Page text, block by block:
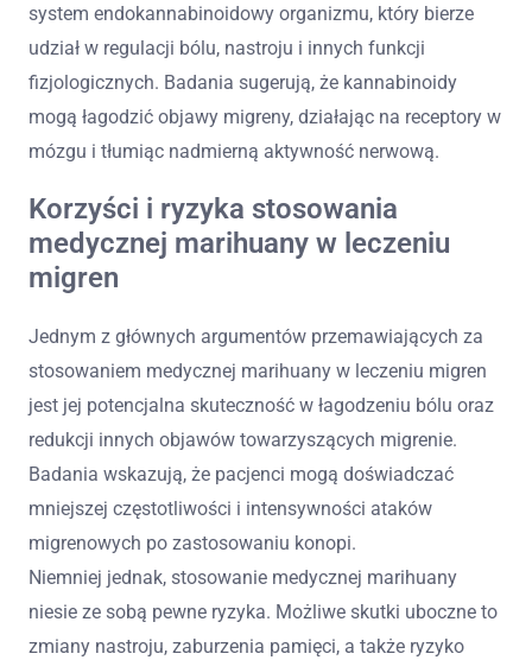
system endokannabinoidowy organizmu, który bierze
udział w regulacji bólu, nastroju i innych funkcji
fizjologicznych. Badania sugerują, że kannabinoidy
mogą łagodzić objawy migreny, działając na receptory w
mózgu i tłumiąc nadmierną aktywność nerwową.
Korzyści i ryzyka stosowania
medycznej marihuany w leczeniu
migren
Jednym z głównych argumentów przemawiających za
stosowaniem medycznej marihuany w leczeniu migren
jest jej potencjalna skuteczność w łagodzeniu bólu oraz
redukcji innych objawów towarzyszących migrenie.
Badania wskazują, że pacjenci mogą doświadczać
mniejszej częstotliwości i intensywności ataków
migrenowych po zastosowaniu konopi.
Niemniej jednak, stosowanie medycznej marihuany
niesie ze sobą pewne ryzyka. Możliwe skutki uboczne to
zmiany nastroju, zaburzenia pamięci, a także ryzyko